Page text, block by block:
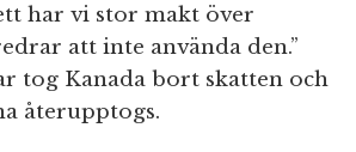
har vi stor makt över
att inte använda den.”
tog Kanada bort skatten och
återupptogs.